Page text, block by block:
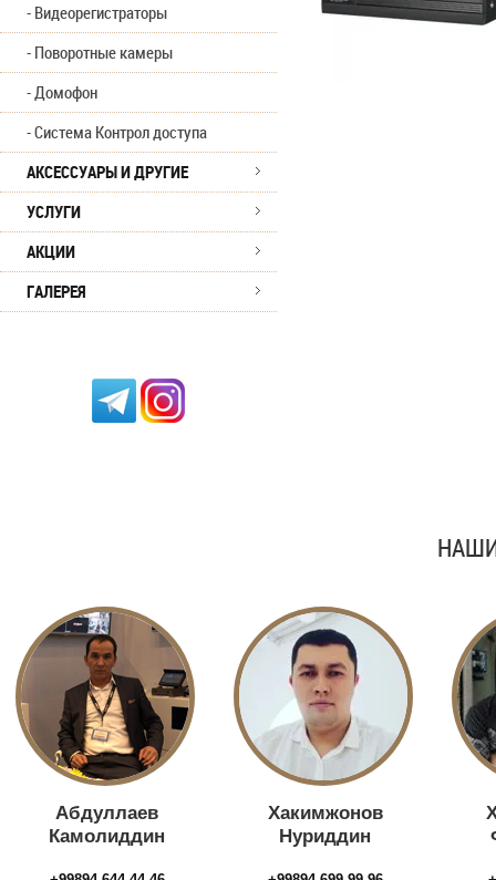
Видеорегистраторы
Поворотные камеры
Домофон
Система Контрол доступа
АКСЕССУАРЫ И ДРУГИЕ
УСЛУГИ
АКЦИИ
ГАЛЕРЕЯ
Абдуллаев
Камолиддин
Хакимжонов
Нуриддин